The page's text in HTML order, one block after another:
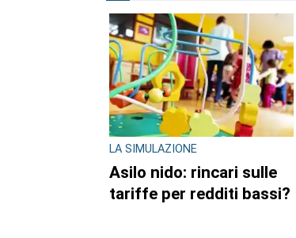
LA SIMULAZIONE
Asilo nido: rincari sulle
tariffe per redditi bassi?